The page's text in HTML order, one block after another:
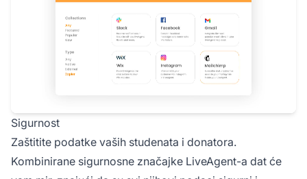
Sigurnost
Zaštitite podatke vaših studenata i donatora.
Kombinirane sigurnosne značajke LiveAgent-a dat će